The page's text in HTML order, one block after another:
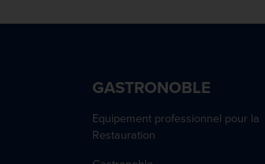
GASTRONOBLE
Equipement professionnel pour la
Restauration